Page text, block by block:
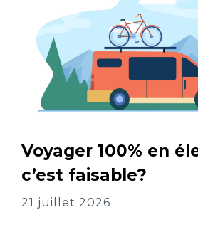
Voyager 100% en
c’est faisable?
21 juillet 2026